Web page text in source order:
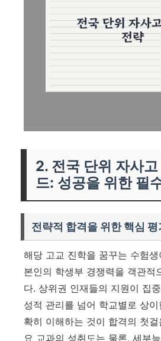
2. 전국 단위 자사고
드: 성공을 위한 필
전략적 합격을 위한 핵심 평
해당 고교 진학을 꿈꾸는 수험
본인의 학생부 경쟁력을 객관적
다. 상위권 인재들의 지원이 집
성적 관리를 넘어 학교별로 상
확히 이해하는 것이 합격의 첫
요 교과의 성취도는 물론, 세부